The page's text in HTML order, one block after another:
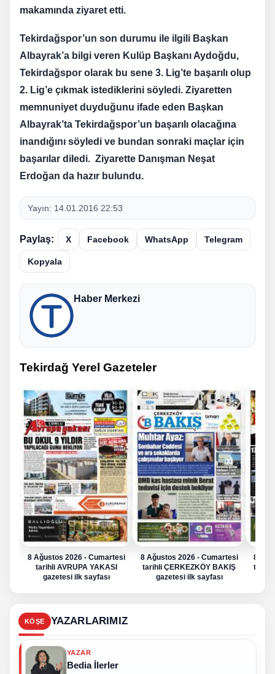
makamında ziyaret etti.
Tekirdağspor’un son durumu ile ilgili Başkan
Albayrak’a bilgi veren Kulüp Başkanı Aydoğdu,
Tekirdağspor olarak bu sene 3. Lig’te başarılı olup
2. Lig’e çıkmak istediklerini söyledi. Ziyaretten
memnuniyet duyduğunu ifade eden Başkan
Albayrak’ta Tekirdağspor’un başarılı olacağına
inandığını söyledi ve bundan sonraki maçlar için
başarılar diledi. Ziyarette Danışman Neşat
Erdoğan da hazır bulundu.
Yayın: 14.01.2016 22:53
Paylaş: X Facebook WhatsApp Telegram
Kopyala
Haber Merkezi
Tekirdağ Yerel Gazeteler
8 Ağustos 2026 - Cumartesi
tarihli AVRUPA YAKASI
gazetesi ilk sayfası
8 Ağustos 2026 - Cumartesi
tarihli ÇERKEZKÖY BAKIŞ
gazetesi ilk sayfası
8
tarihli
KÖŞE YAZARLARIMIZ
YAZAR
Bedia İlerler